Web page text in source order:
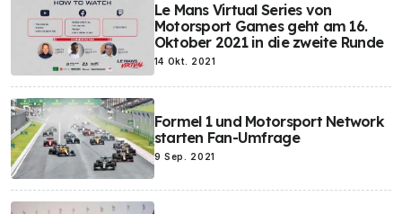
Le Mans Virtual Series von
Motorsport Games geht am 16.
Oktober 2021 in die zweite Runde
14 Okt. 2021
Formel 1 und Motorsport Network
starten Fan-Umfrage
9 Sep. 2021